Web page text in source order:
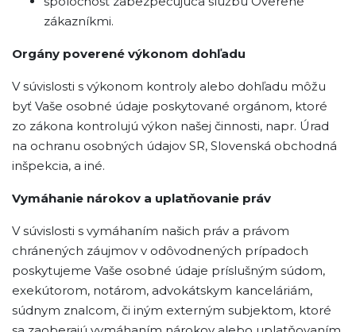
zákazníkmi.
Orgány poverené výkonom dohľadu
V súvislosti s výkonom kontroly alebo dohľadu môžu
byť Vaše osobné údaje poskytované orgánom, ktoré
zo zákona kontrolujú výkon našej činnosti, napr. Úrad
na ochranu osobných údajov SR, Slovenská obchodná
inšpekcia, a iné.
Vymáhanie nárokov a uplatňovanie práv
V súvislosti s vymáhaním našich práv a právom
chránených záujmov v odôvodnených prípadoch
poskytujeme Vaše osobné údaje príslušným súdom,
exekútorom, notárom, advokátskym kanceláriám,
súdnym znalcom, či iným externým subjektom, ktoré